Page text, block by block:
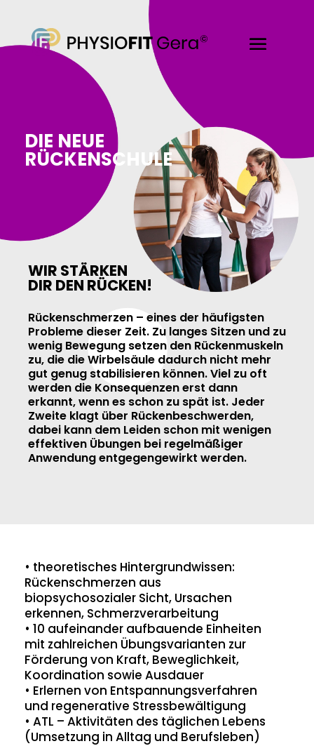
DIE NEUE
RÜCKENSCHULE
WIR STÄRKEN
DIR DEN RÜCKEN!
Rückenschmerzen – eines der häufigsten
Probleme dieser Zeit. Zu langes Sitzen und zu
wenig Bewegung setzen den Rückenmuskeln
zu, die die Wirbelsäule dadurch nicht mehr
gut genug stabilisieren können. Viel zu oft
werden die Konsequenzen erst dann
erkannt, wenn es schon zu spät ist. Jeder
Zweite klagt über Rückenbeschwerden,
dabei kann dem Leiden schon mit wenigen
effektiven Übungen bei regelmäßiger
Anwendung entgegengewirkt werden.
• theoretisches Hintergrundwissen:
Rückenschmerzen aus
biopsychosozialer Sicht, Ursachen
erkennen, Schmerzverarbeitung
• ⁠10 aufeinander aufbauende Einheiten
mit zahlreichen Übungsvarianten zur
Förderung von Kraft, Beweglichkeit,
Koordination sowie Ausdauer
• ⁠Erlernen von Entspannungsverfahren
und regenerative Stressbewältigung
• ⁠ATL – Aktivitäten des täglichen Lebens
(Umsetzung in Alltag und Berufsleben)